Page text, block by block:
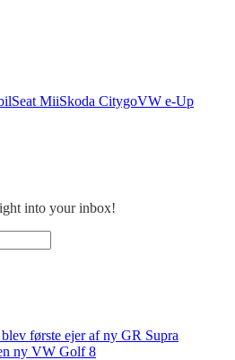
Seat MiiSkoda CitygoVW e-Up
into your inbox!
første ejer af ny GR Supra
ny VW Golf 8